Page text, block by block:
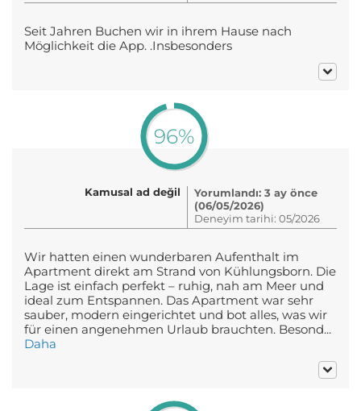
Seit Jahren Buchen wir in ihrem Hause nach
Möglichkeit die App. .Insbesonders
96%
Kamusal ad değil
Yorumlandı: 3 ay önce
(06/05/2026)
Deneyim tarihi: 05/2026
Wir hatten einen wunderbaren Aufenthalt im
Apartment direkt am Strand von Kühlungsborn. Die
Lage ist einfach perfekt – ruhig, nah am Meer und
ideal zum Entspannen. Das Apartment war sehr
sauber, modern eingerichtet und bot alles, was wir
für einen angenehmen Urlaub brauchten. Besond...
Daha